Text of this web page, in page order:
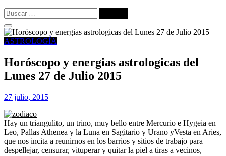
Buscar:
ASTROLOGÍA
Horóscopo y energias astrologicas del
Lunes 27 de Julio 2015
27 julio, 2015
Hay un triangulito, un trino, muy bello entre Mercurio e Hygeia en
Leo, Pallas Athenea y la Luna en Sagitario y Urano yVesta en Aries,
que nos incita a reunirnos en los barrios y sitios de trabajo para
despellejar, censurar, vituperar y quitar la piel a tiras a vecinos,